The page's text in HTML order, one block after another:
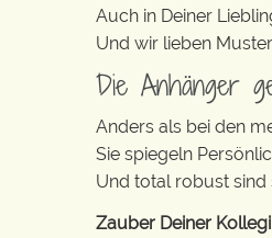
Auch in Deiner
Und wir lieben
Die Anhänger
Anders als bei den
Sie spiegeln
Und total robust sind
Zauber Deiner